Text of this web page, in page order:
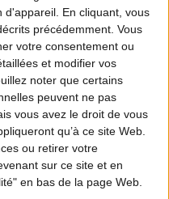
d'appareil. En cliquant, vous
précédemment. Vous
votre consentement ou
et modifier vos
noter que certains
peuvent ne pas
vous avez le droit de vous
qu’à ce site Web.
ou retirer votre
sur ce site et en
en bas de la page Web.